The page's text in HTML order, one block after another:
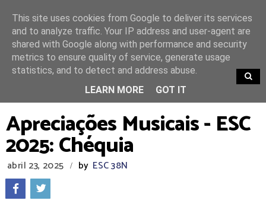
TRENDING
Apreciações Musicais - ESC
2025: Chéquia
abril 23, 2025 / by ESC 38N
This site uses cookies from Google to deliver its services
and to analyze traffic. Your IP address and user-agent are
shared with Google along with performance and security
metrics to ensure quality of service, generate usage
statistics, and to detect and address abuse.
LEARN MORE
GOT IT